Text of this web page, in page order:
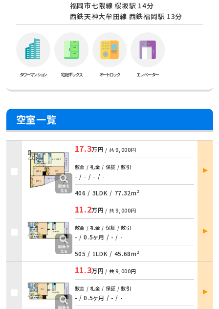
福岡市七隈線 桜坂駅 14分
西鉄天神大牟田線 西鉄福岡駅 13分
タワーマンション 宅配ボックス オートロック エレベーター
空室一覧
17.3万円 / 共9,000円
敷金 / 礼金 / 保証 / 敷引
- / - / - / -
406 / 3LDK / 77.32m²
部屋
詳細
11.2万円 / 共9,000円
敷金 / 礼金 / 保証 / 敷引
- / 0.5ヶ月 / - / -
505 / 1LDK / 45.68m²
部屋
詳細
11.3万円 / 共9,000円
敷金 / 礼金 / 保証 / 敷引
- / 0.5ヶ月 / - / -
部屋
詳細